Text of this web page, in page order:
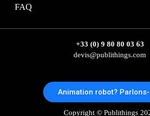
FAQ
+33 (0) 9 80 80 03 63
devis@publithings.com
Animation robot?
Copyright © Publithings